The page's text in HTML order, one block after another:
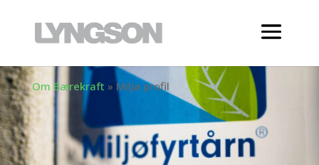
Om Bærekraft » Miljø profil